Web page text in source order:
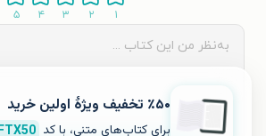
۱ ۲ ۳ ۴ ۵
٪۵۰ تخفیف ویژۀ اولین خرید
برای کتاب‌های متنی، با کد